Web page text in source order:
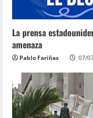
La prensa
amenaza
Pablo Fariñas 07/